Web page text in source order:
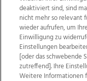
Wir über uns
Datenschutz
AGB Website
deaktiviert sind, sind
nicht mehr so relevant
wieder aufrufen, um
Einwilligung zu
Einstellungen
[oder das schwebende
zutreffend]. Ihre
Weitere Informationen